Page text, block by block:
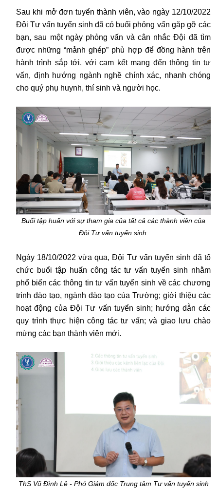
Sau khi mở đơn tuyển thành viên, vào ngày 12/10/2022
Đội Tư vấn tuyển sinh đã có buổi phỏng vấn gặp gỡ các
bạn, sau một ngày phỏng vấn và cân nhắc Đội đã tìm
được những “mảnh ghép” phù hợp để đồng hành trên
hành trình sắp tới, với cam kết mang đến thông tin tư
vấn, định hướng ngành nghề chính xác, nhanh chóng
cho quý phụ huynh, thí sinh và người học.
Buổi tập huấn với sự tham gia của tất cả các thành viên của
Đội Tư vấn tuyển sinh.
Ngày 18/10/2022 vừa qua, Đội Tư vấn tuyển sinh đã tổ
chức buổi tập huấn công tác tư vấn tuyển sinh nhằm
phổ biến các thông tin tư vấn tuyển sinh về các chương
trình đào tạo, ngành đào tạo của Trường; giới thiệu các
hoạt động của Đội Tư vấn tuyển sinh; hướng dẫn các
quy trình thực hiện công tác tư vấn; và giao lưu chào
mừng các bạn thành viên mới.
ThS Vũ Đình Lê - Phó Giám đốc Trung tâm Tư vấn tuyển sinh